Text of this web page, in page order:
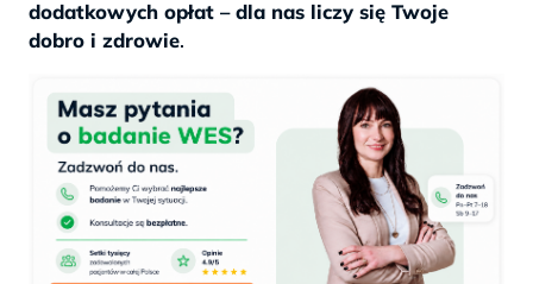
dodatkowych opłat – dla nas liczy się Twoje
dobro i zdrowie.